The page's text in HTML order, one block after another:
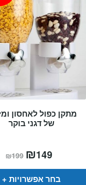
מתקן כפול לאחסון
של דגני בוקר
₪199 המחיר
המקורי
היה:
₪199.
₪149
הוא:
בחר אפשרויות